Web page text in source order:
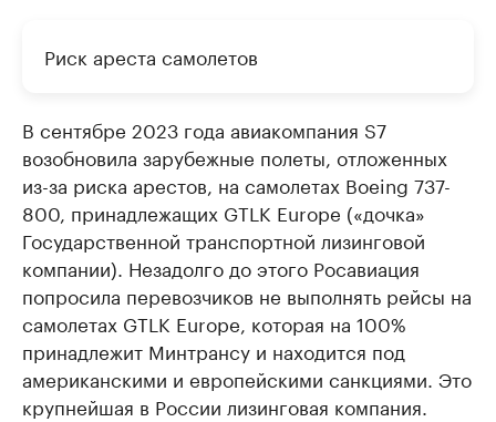
Риск ареста самолетов
В сентябре 2023 года авиакомпания S7
возобновила зарубежные полеты, отложенных
из-за риска арестов, на самолетах Boeing 737-
800, принадлежащих GTLK Europe («дочка»
Государственной транспортной лизинговой
компании). Незадолго до этого Росавиация
попросила перевозчиков не выполнять рейсы на
самолетах GTLK Europe, которая на 100%
принадлежит Минтрансу и находится под
американскими и европейскими санкциями. Это
крупнейшая в России лизинговая компания.